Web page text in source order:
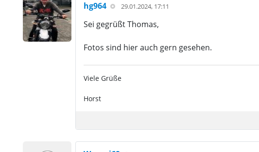
hg964 29.01.2024, 17:11
Sei gegrüßt Thomas,
Fotos sind hier auch gern gesehen.
Viele Grüße
Horst